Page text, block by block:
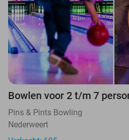
Bowlen voor 2 t/m 7
Pins & Pints Bowling
Nederweert